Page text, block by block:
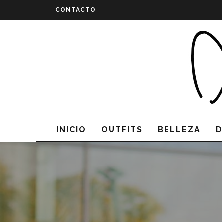
CONTACTO
INICIO OUTFITS BELLEZA